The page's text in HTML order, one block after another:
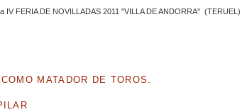
IV FERIA DE NOVILLADAS 2011 "VILLA DE ANDORRA" (TERUEL)
MATADOR DE TOROS.